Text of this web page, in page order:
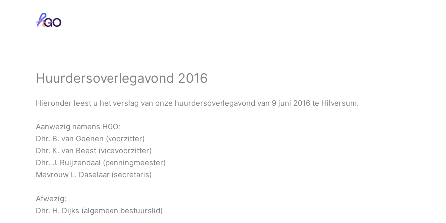
inhoud
Huurdersoverlegavond 2016
Hieronder leest u het verslag van onze huurdersoverlegavond van 9 juni 2016 te Hilversum.
Aanwezig namens HGO:
Dhr. B. van Geenen (voorzitter)
Dhr. K. van Beest (vicevoorzitter)
Dhr. J. Ruijzendaal (penningmeester)
Mevrouw L. Daselaar (secretaris)
Afwezig:
Dhr. H. Dijks (algemeen bestuurslid)